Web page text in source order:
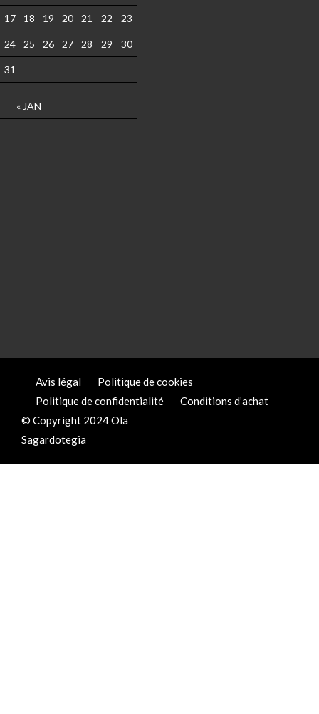
« JAN
17 18 19 20 21 22 23
24 25 26 27 28 29 30
31
Avis légal
Politique de cookies
Politique de confidentialité
Conditions d’achat
© Copyright 2024 Ola
Sagardotegia